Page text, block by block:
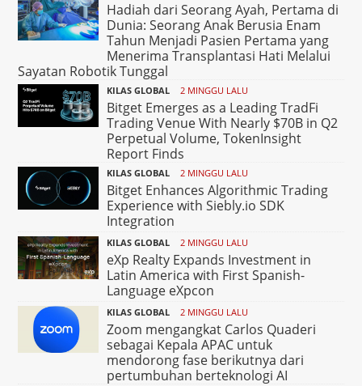
Hadiah dari Seorang Ayah, Pertama di
Dunia: Seorang Anak Berusia Enam
Tahun Menjadi Pasien Pertama yang
Menerima Transplantasi Hati Melalui
Sayatan Robotik Tunggal
KILAS GLOBAL 2 MINGGU LALU
Bitget Emerges as a Leading TradFi
Trading Venue With Nearly $70B in Q2
Perpetual Volume, TokenInsight
Report Finds
KILAS GLOBAL 2 MINGGU LALU
Bitget Enhances Algorithmic Trading
Experience with Siebly.io SDK
Integration
KILAS GLOBAL 2 MINGGU LALU
eXp Realty Expands Investment in
Latin America with First Spanish-
Language eXpcon
KILAS GLOBAL 2 MINGGU LALU
Zoom mengangkat Carlos Quaderi
sebagai Kepala APAC untuk
mendorong fase berikutnya dari
pertumbuhan berteknologi AI